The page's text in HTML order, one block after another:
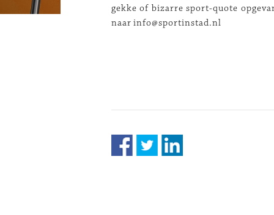
gekke of bizarre sport-quote
naar info@sportinstad.nl